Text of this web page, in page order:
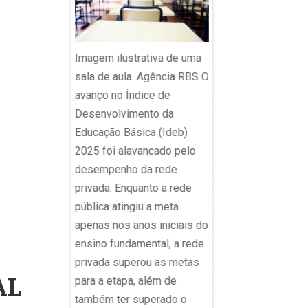
do
Imagem ilustrativa de uma
sala de aula. Agência RBS O
avanço no Índice de
Desenvolvimento da
Educação Básica (Ideb)
2025 foi alavancado pelo
desempenho da rede
privada. Enquanto a rede
pública atingiu a meta
apenas nos anos iniciais do
ensino fundamental, a rede
privada superou as metas
para a etapa, além de
também ter superado o